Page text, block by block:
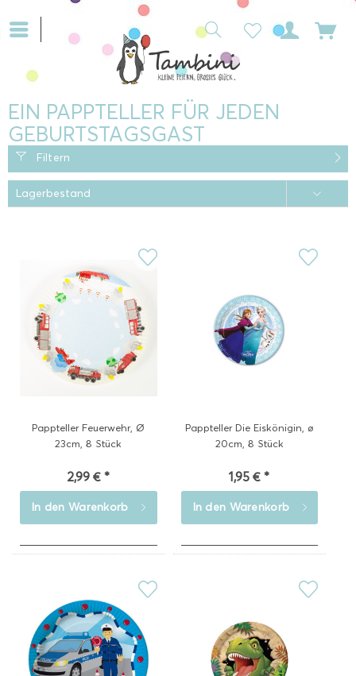
EIN PAPPTELLER FÜR JEDEN
GEBURTSTAGSGAST
Filtern
Pappteller Feuerwehr, Ø
23cm, 8 Stück
2,99 € *
In den Warenkorb
Pappteller Die Eiskönigin, ø
20cm, 8 Stück
1,95 € *
In den Warenkorb